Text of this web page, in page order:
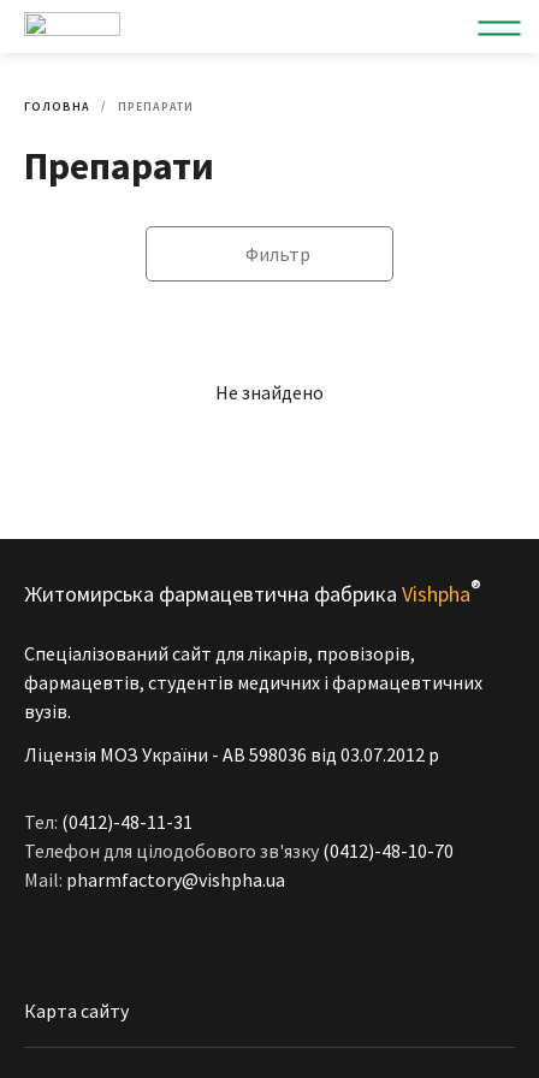
ГОЛОВНА ПРЕПАРАТИ
Препарати
Фильтр
Не знайдено
Житомирська фармацевтична фабрика Vishpha®
Спеціалізований сайт для лікарів, провізорів,
фармацевтів, студентів медичних і фармацевтичних
вузів.
Ліцензія МОЗ України - АВ 598036 від 03.07.2012 р
Тел: (0412)-48-11-31
Телефон для цілодобового зв'язку (0412)-48-10-70
Mail: pharmfactory@vishpha.ua
Карта сайту